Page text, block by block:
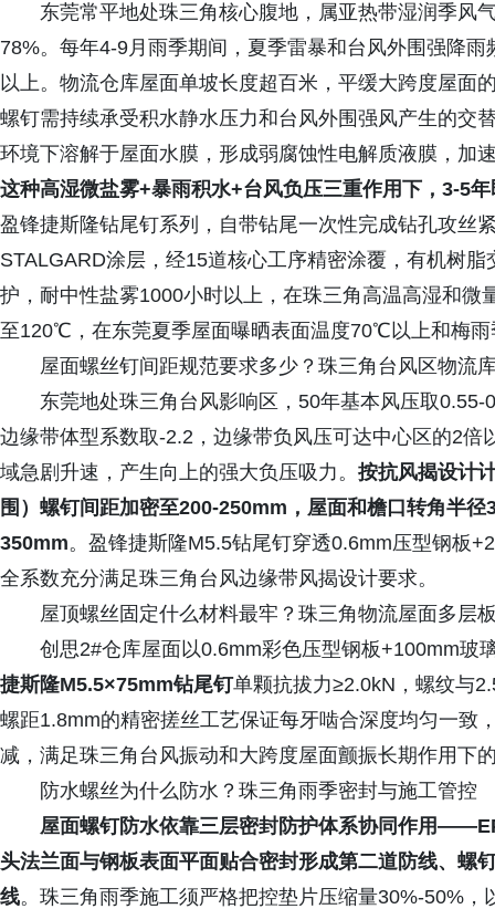
东莞常平地处珠三角核心腹地，属亚热带湿润季风
78%。每年4-9月雨季期间，夏季雷暴和台风外围强降
以上。物流仓库屋面单坡长度超百米，平缓大跨度屋面
螺钉需持续承受积水静水压力和台风外围强风产生的交
环境下溶解于屋面水膜，形成弱腐蚀性电解质液膜，加
这种高湿微盐雾+暴雨积水+台风负压三重作用下，3-5
盈锋捷斯隆钻尾钉系列，自带钻尾一次性完成钻孔攻丝
STALGARD涂层，经15道核心工序精密涂覆，有机树
护，耐中性盐雾1000小时以上，在珠三角高温高湿和
至120℃，在东莞夏季屋面曝晒表面温度70℃以上和梅雨
屋面螺丝钉间距规范要求多少？珠三角台风区物流
东莞地处珠三角台风影响区，50年基本风压取
边缘带体型系数取-2.2，边缘带负风压可达中心区的2
域急剧升速，产生向上的强大负压吸力。 按抗风揭设计
围）螺钉间距加密至200-250mm，屋面和檐口转角半
350mm。盈锋捷斯隆M5.5钻尾钉穿透0.6mm压型钢板
全系数充分满足珠三角台风边缘带风揭设计要求。
屋顶螺丝固定什么材料最牢？珠三角物流屋面多层
创思2#仓库屋面以0.6mm彩色压型钢板+100mm玻
捷斯隆M5.5×75mm钻尾钉单颗抗拔力≥2.0kN，螺纹与
螺距1.8mm的精密搓丝工艺保证每牙啮合深度均匀一致
减，满足珠三角台风振动和大跨度屋面颤振长期作用下
防水螺丝为什么防水？珠三角雨季密封与施工管控
屋面螺钉防水依靠三层密封防护体系协同作用
头法兰面与钢板表面平面贴合密封形成第二道防线、螺
线。珠三角雨季施工须严格把控垫片压缩量30%-50%